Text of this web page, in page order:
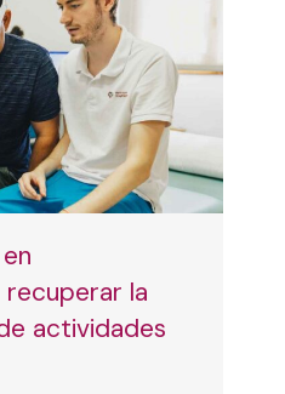
recuperar la
actividades